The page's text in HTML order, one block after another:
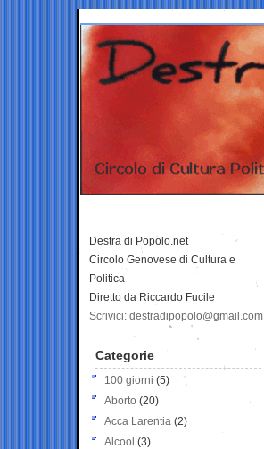
Destra di Popolo.net
Circolo Genovese di Cultura e
Politica
Diretto da Riccardo Fucile
Scrivici: destradipopolo@gmail.com
Categorie
100 giorni (5)
Aborto (20)
Acca Larentia (2)
Alcool (3)